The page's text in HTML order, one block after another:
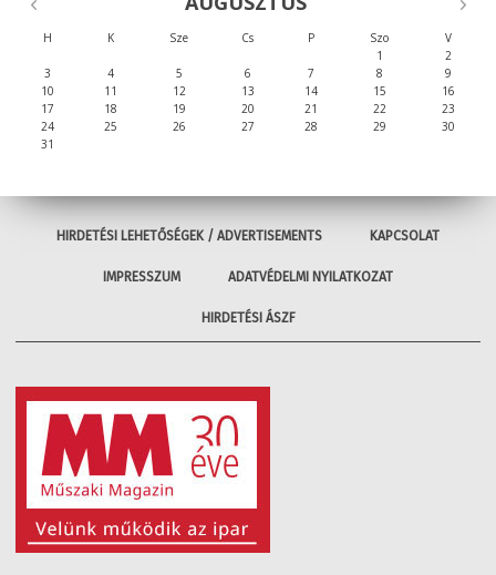
H K Sze Cs P Szo
V
1
2
3
4 5 6 7 8
9
10
11 12 13 14 15
16
17
18 19 20 21 22
23
24
25 26 27 28 29
30
31
HIRDETÉSI LEHETŐSÉGEK / ADVERTISEMENTS KAPCSOLAT
IMPRESSZUM ADATVÉDELMI NYILATKOZAT
HIRDETÉSI ÁSZF